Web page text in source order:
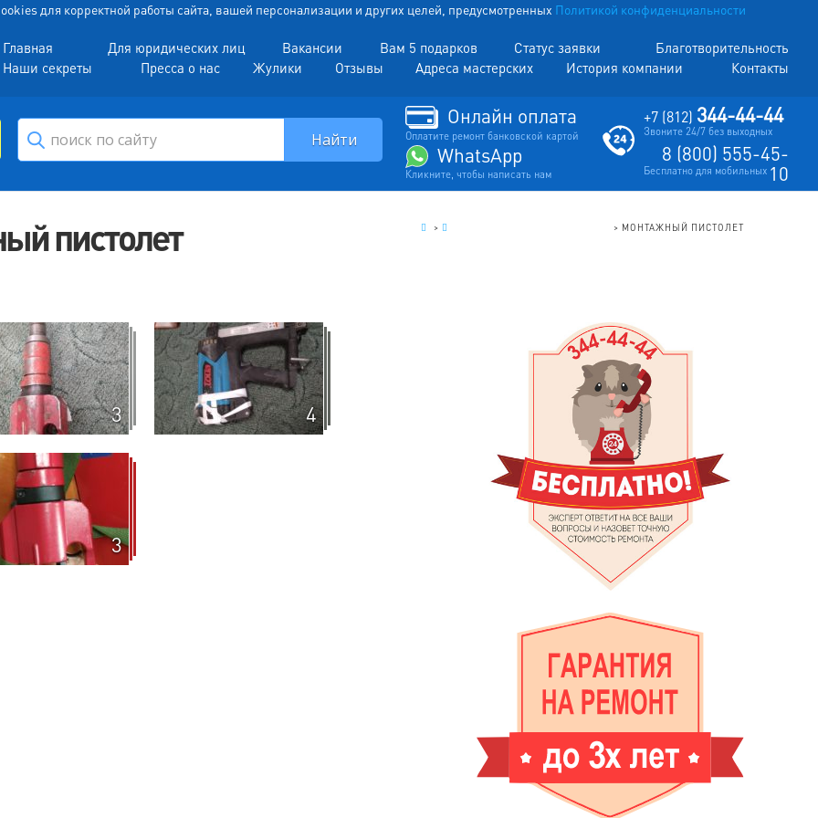
для корректной работы сайта, вашей персонализации и других целей, предусмотренных Политикой конфиденциальности
Главная Для юридических лиц Вакансии Вам 5 подарков Статус заявки
Благотворительность
Наши секреты
Пресса о нас Жулики Отзывы Адреса мастерских История компании Контакты
Онлайн оплата
Оплатите ремонт банковской картой
WhatsApp
Кликните, чтобы написать нам
+7 (812) 344-44-44
Звоните 24/7 без выходных
8 (800) 555-45-
10
Бесплатно для мобильных
пистолет > > МОНТАЖНЫЙ ПИСТОЛЕТ
3 4
3